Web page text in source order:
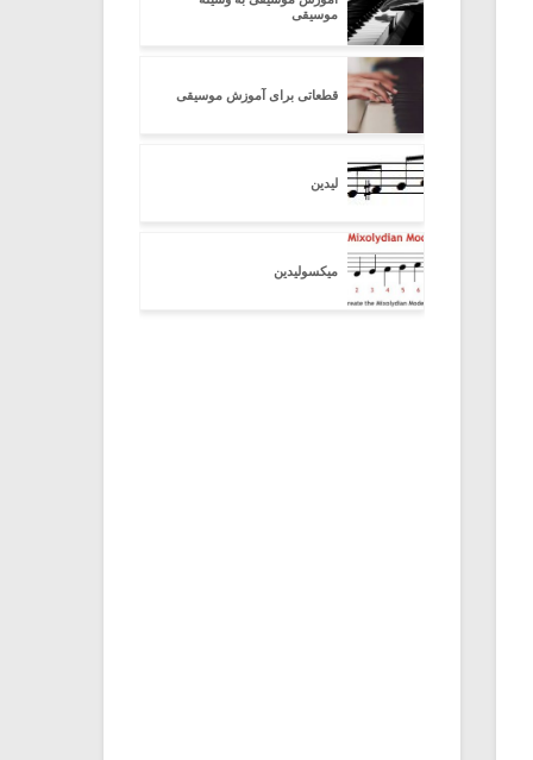
موسیقی
قطعاتی برای آموزش موسیقی
لیدین
میکسولیدین